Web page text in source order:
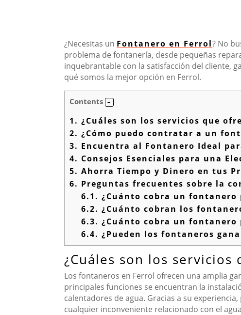
¿Necesitas un Fontanero en Ferrol? No
problema de fontanería, desde pequeñas
inquebrantable con la satisfacción del cliente,
qué somos la mejor opción en Ferrol.
Contents
1. ¿Cuáles son los servicios que
2. ¿Cómo puedo contratar a un
3. Encuentra al Fontanero Ideal
4. Consejos Esenciales para una
5. Ahorra Tiempo y Dinero en tus
6. Preguntas frecuentes sobre la
6.1. ¿Cuánto cobra un fontanero
6.2. ¿Cuánto cobran los
6.3. ¿Cuánto cobra un
6.4. ¿Pueden los fontaneros
¿Cuáles son los
Los fontaneros en Ferrol ofrecen una amplia
principales funciones se encuentran la
calentadores de agua. Gracias a su
cualquier inconveniente relacionado con el